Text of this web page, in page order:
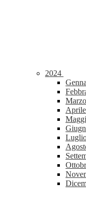
2024
Marzo
Aprile